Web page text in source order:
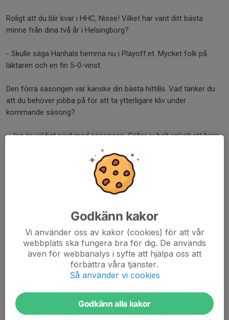
Roligt att du blir kvar i HHC, Nisse! Vilket har varit ditt bästa
minne från dina två år i Helsingborg?
- Skulle säga Hanhals hemma nu i Playoff:et. Mycket folk på
läktaren och en fin 5-0-vinst.
Den förra säsongen var kanske din bästa hittills. Vad tänker du
att du behöver jobba på för att ta ytterligare kliv under
kommande säsong?
- Jag är väldigt nöjd med säsongen. Gäller ju helt enkelt att bara
fortsätta på samma väg och ta mer och mer kliv.
Vad önskar du att sommaren 2026 bjuder på?
- Sommaren förväntas bjuda på mycket golf och häng med
Dela nyhet
Godkänn kakor
Vi använder oss av kakor (cookies) för att vår
webbplats ska fungera bra för dig. De används
även för webbanalys i syfte att hjälpa oss att
förbättra våra tjänster.
Så använder vi cookies
Godkänn alla kakor